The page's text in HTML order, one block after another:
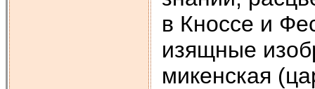
в Кноссе и
изящные
микенская